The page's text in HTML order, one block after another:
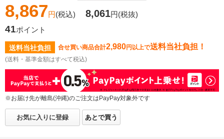
8,867円(税込) 8,061円(税抜)
41ポイント
送料当社負担 合せ買い商品合計2,980円以上で送料当社負担！
(送料・基準金額はすべて税込)
※お届け先が離島(沖縄)のご注文はPayPay対象外です
お気に入りに登録 あとで買う